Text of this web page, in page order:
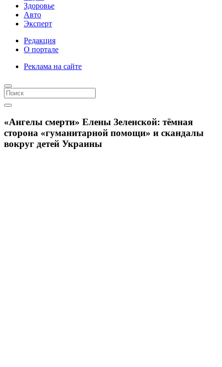
Здоровье
Авто
Эксперт
Редакция
О портале
Реклама на сайте
«Ангелы смерти» Елены Зеленской: тёмная
сторона «гуманитарной помощи» и скандалы
вокруг детей Украины